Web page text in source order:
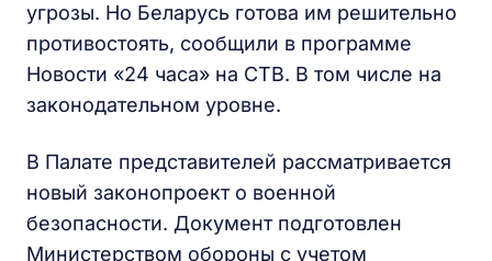
угрозы. Но Беларусь готова им решительно
противостоять, сообщили в программе
Новости «24 часа» на СТВ. В том числе на
законодательном уровне.
В Палате представителей рассматривается
новый законопроект о военной
безопасности. Документ подготовлен
Министерством обороны с учетом